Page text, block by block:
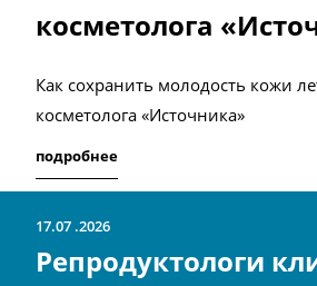
косметолога
Как сохранить молодость кожи
косметолога «Источника»
подробнее
17.07 2026
Репродуктологи